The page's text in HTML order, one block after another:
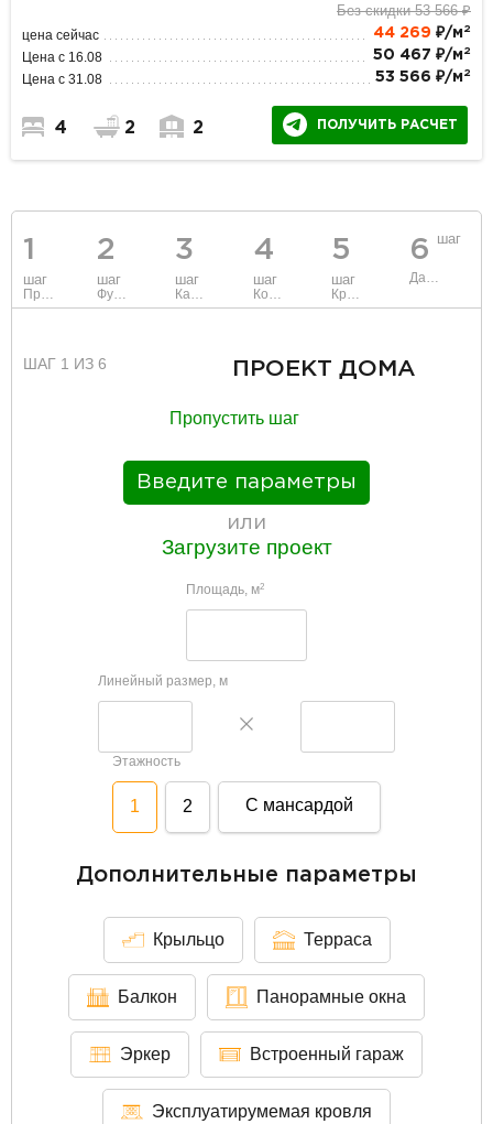
Без скидки 53 566 ₽
цена сейчас 44 269 ₽/м 2
Цена с 16.08 50 467 ₽/м 2
Цена с 31.08 53 566 ₽/м 2
4 2 2 ПОЛУЧИТЬ РАСЧЕТ
1
шаг
2
шаг
3
шаг
4
шаг
5
шаг
6 шаг
ШАГ 1 ИЗ 6 ПРОЕКТ ДОМА
Пропустить шаг
Введите параметры
или
Загрузите проект
Площадь, м2
Линейный размер, м
Этажность
1 2 С мансардой
Дополнительные параметры
Крыльцо Терраса
Балкон Панорамные окна
Эркер Встроенный гараж
Эксплуатирумемая кровля